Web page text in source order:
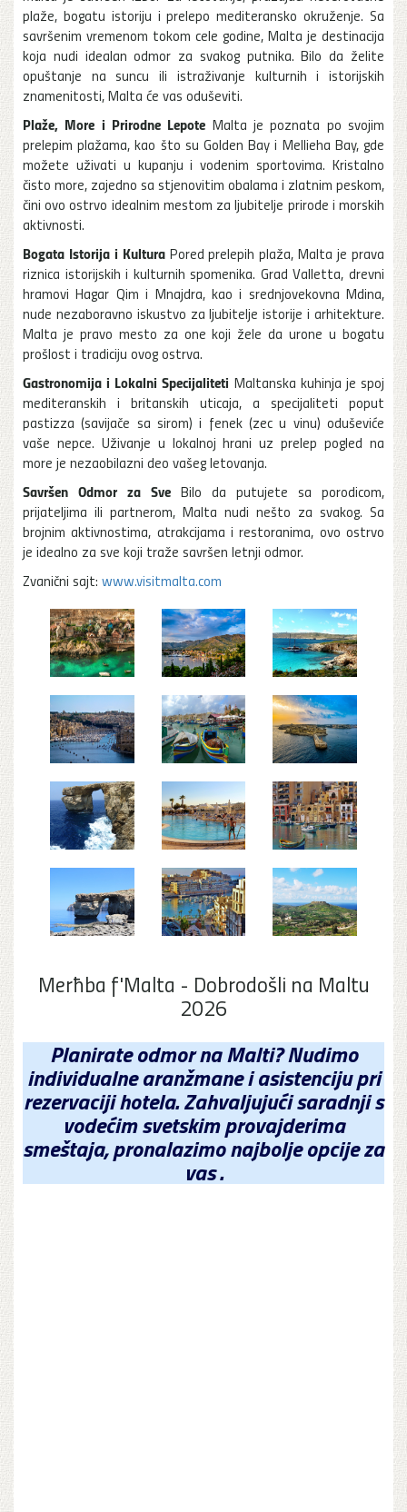
plaže, bogatu istoriju i prelepo mediteransko okruženje. Sa
savršenim vremenom tokom cele godine, Malta je destinacija
koja nudi idealan odmor za svakog putnika. Bilo da želite
opuštanje na suncu ili istraživanje kulturnih i istorijskih
znamenitosti, Malta će vas oduševiti.
Plaže, More i Prirodne Lepote Malta je poznata po svojim
prelepim plažama, kao što su Golden Bay i Mellieha Bay, gde
možete uživati u kupanju i vodenim sportovima. Kristalno
čisto more, zajedno sa stjenovitim obalama i zlatnim peskom,
čini ovo ostrvo idealnim mestom za ljubitelje prirode i morskih
aktivnosti.
Bogata Istorija i Kultura Pored prelepih plaža, Malta je prava
riznica istorijskih i kulturnih spomenika. Grad Valletta, drevni
hramovi Hagar Qim i Mnajdra, kao i srednjovekovna Mdina,
nude nezaboravno iskustvo za ljubitelje istorije i arhitekture.
Malta je pravo mesto za one koji žele da urone u bogatu
prošlost i tradiciju ovog ostrva.
Gastronomija i Lokalni Specijaliteti Maltanska kuhinja je spoj
mediteranskih i britanskih uticaja, a specijaliteti poput
pastizza (savijače sa sirom) i fenek (zec u vinu) oduševiće
vaše nepce. Uživanje u lokalnoj hrani uz prelep pogled na
more je nezaobilazni deo vašeg letovanja.
Savršen Odmor za Sve Bilo da putujete sa porodicom,
prijateljima ili partnerom, Malta nudi nešto za svakog. Sa
brojnim aktivnostima, atrakcijama i restoranima, ovo ostrvo
je idealno za sve koji traže savršen letnji odmor.
Zvanični sajt: www.visitmalta.com
Merħba f'Malta - Dobrodošli na Maltu
2026
Planirate odmor na Malti? Nudimo
individualne aranžmane i asistenciju pri
rezervaciji hotela. Zahvaljujući saradnji s
vodećim svetskim provajderima
smeštaja, pronalazimo najbolje opcije za
vas .